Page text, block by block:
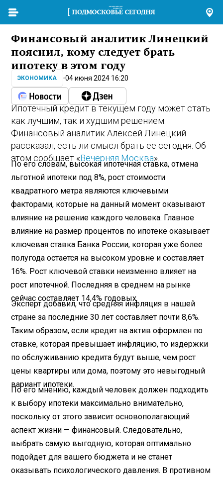
Финансовый аналитик Линецкий
пояснил, кому следует брать
ипотеку в этом году
ЭКОНОМИКА 04 июня 2024 16:20
Ипотечный кредит в текущем году может стать
как лучшим, так и худшим решением.
Финансовый аналитик Алексей Линецкий
рассказал, есть ли смысл брать ее сегодня. Об
этом сообщает «Вечерняя Москва».
По его словам, высокая ипотечная ставка, отмена
льготной ипотеки под 8%, рост стоимости
квадратного метра являются ключевыми
факторами, которые на данный момент оказывают
влияние на решение каждого человека. Главное
влияние на размер процентов по ипотеке оказывает
ключевая ставка Банка России, которая уже более
полугода остается на высоком уровне и составляет
16%. Рост ключевой ставки неизменно влияет на
рост ипотечной. Последняя в среднем на рынке
сейчас составляет 14,4% годовых
Эксперт добавил, что средняя инфляция в нашей
стране за последние 30 лет составляет почти 8,6%.
Таким образом, если кредит на актив оформлен по
ставке, которая превышает инфляцию, то издержки
по обслуживанию кредита будут выше, чем рост
цены квартиры или дома, поэтому это невыгодный
вариант ипотеки.
По его мнению, каждый человек должен подходить
к выбору ипотеки максимально внимательно,
поскольку от этого зависит основополагающий
аспект жизни — финансовый. Следовательно,
выбрать самую выгодную, которая оптимально
подойдет для вашего бюджета и не станет
оказывать психологического давления. В противном